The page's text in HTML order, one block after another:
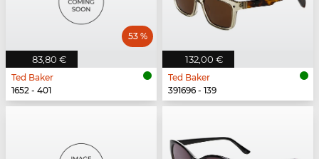
83,80 €
53 %
Ted Baker
1652 - 401
132,00 €
Ted Baker
391696 - 139